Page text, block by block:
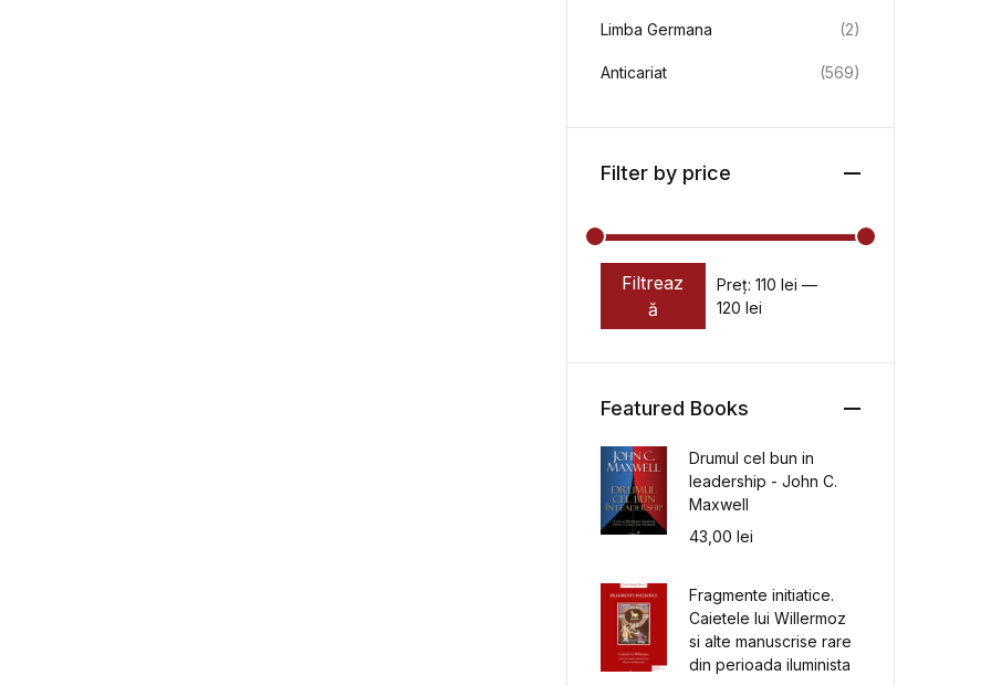
Limba Germana (2)
Anticariat (569)
Filter by price
Preț minim
Preț maxim
Filtreaz
ă
Preț: 110 lei —
120 lei
Featured Books
Drumul cel bun in
leadership - John C.
Maxwell
43,00lei
Fragmente initiatice.
Caietele lui Willermoz
si alte manuscrise rare
din perioada iluminista